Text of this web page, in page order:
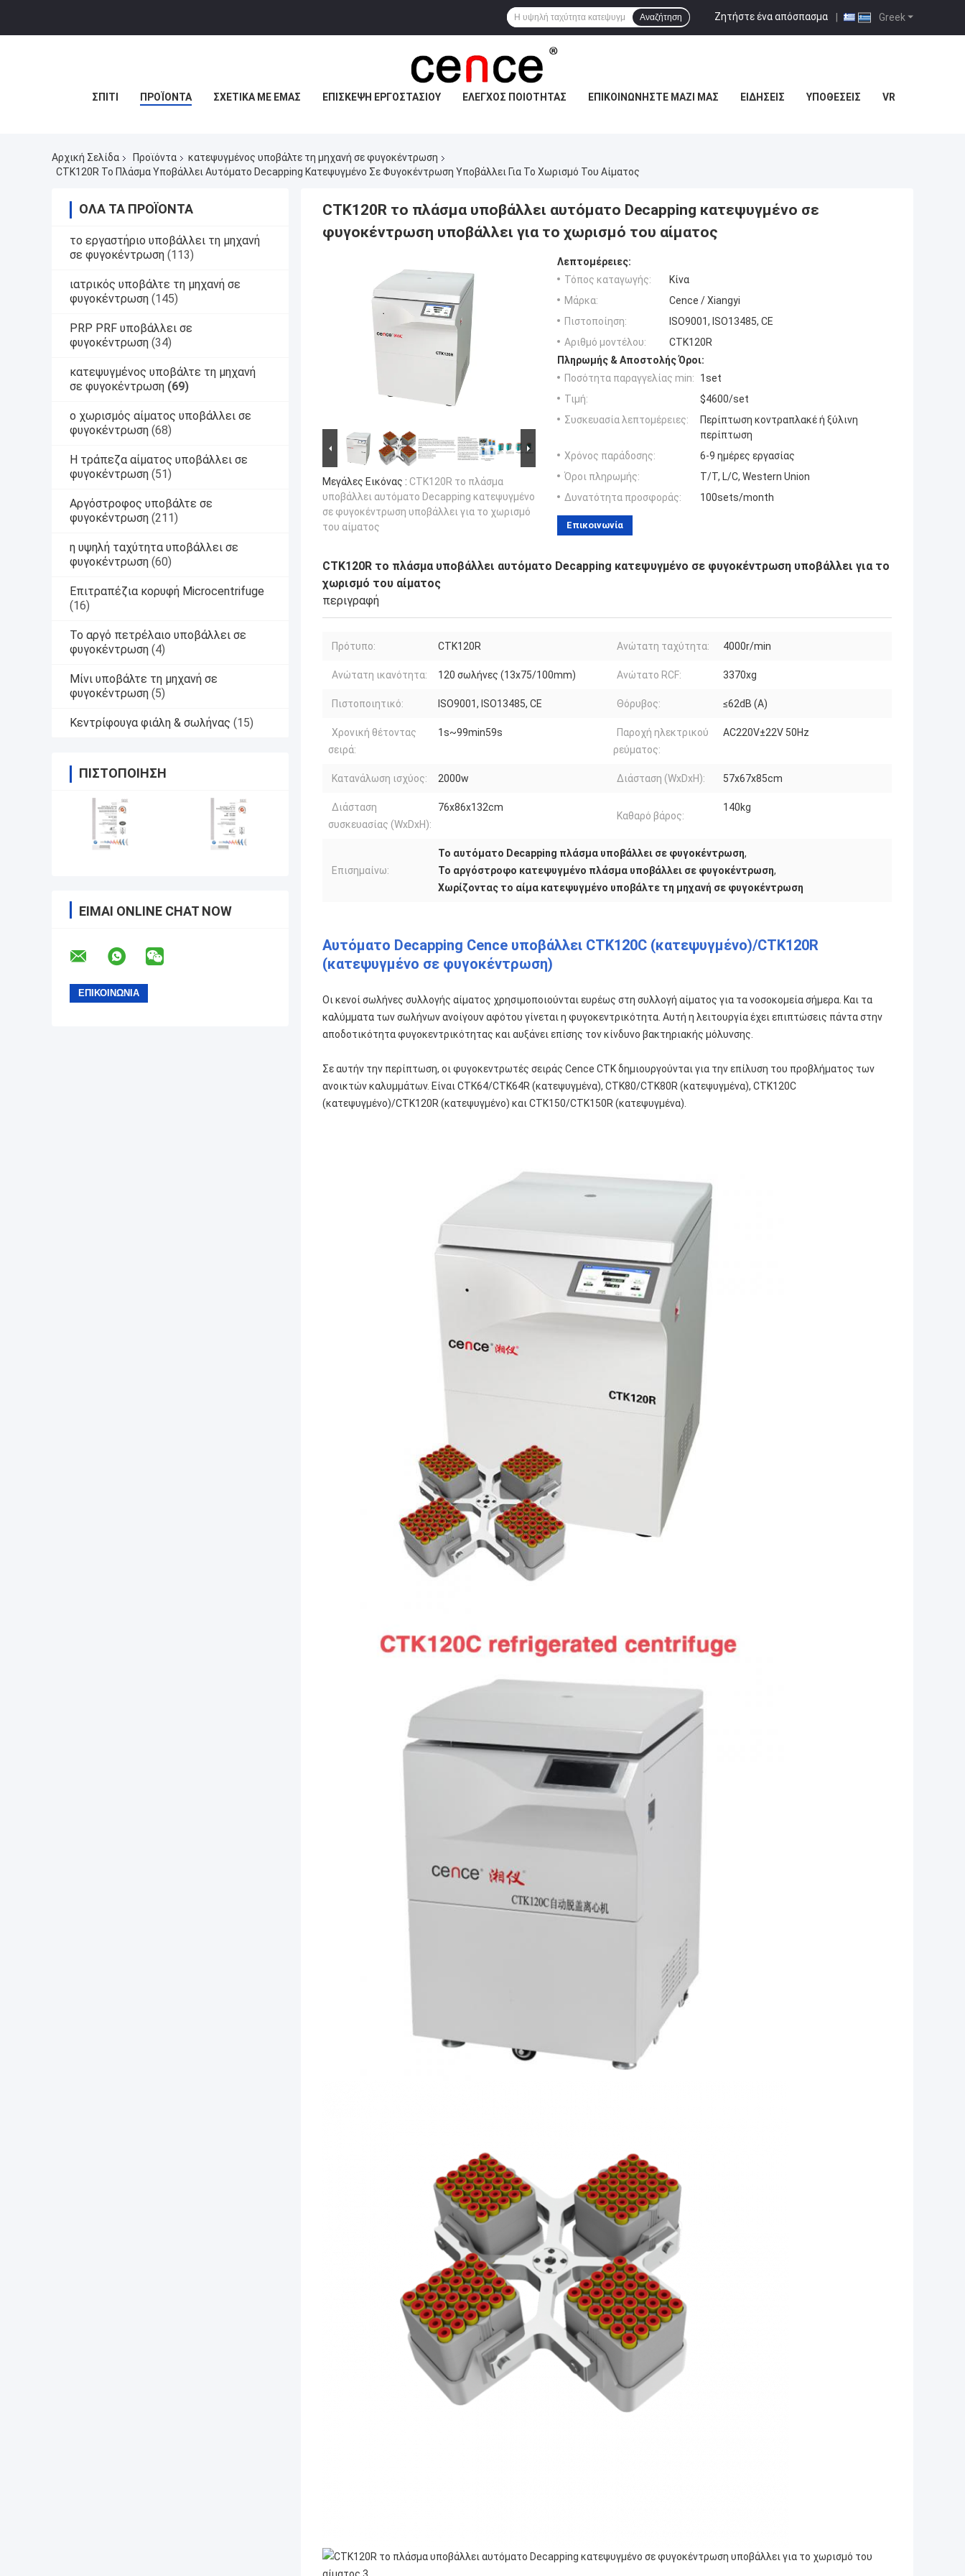
Greek
Ζητήστε ένα απόσπασμα |
Αναζήτηση
ΣΠΊΤΙ ΠΡΟΪΌΝΤΑ ΣΧΕΤΙΚΆ ΜΕ ΕΜΆΣ ΕΠΙΣΚΕΨΉ ΕΡΓΟΣΤΑΣΊΟΥ ΈΛΕΓΧΟΣ ΠΟΙΌΤΗΤΑΣ ΕΠΙΚΟΙΝΩΝΉΣΤΕ ΜΑΖΊ ΜΑΣ ΕΙΔΉΣΕΙΣ ΥΠΟΘΈΣΕΙΣ VR
Αρχική Σελίδα Προϊόντα
κατεψυγμένος υποβάλτε τη μηχανή σε φυγοκέντρωση
CTK120R Το Πλάσμα Υποβάλλει Αυτόματο Decapping Κατεψυγμένο Σε Φυγοκέντρωση Υποβάλλει Για Το Χωρισμό Του Αίματος
ΌΛΑ ΤΑ ΠΡΟΪΌΝΤΑ
το εργαστήριο υποβάλλει τη μηχανή
σε φυγοκέντρωση (113)
ιατρικός υποβάλτε τη μηχανή σε
φυγοκέντρωση (145)
PRP PRF υποβάλλει σε
φυγοκέντρωση (34)
κατεψυγμένος υποβάλτε τη μηχανή
σε φυγοκέντρωση (69)
ο χωρισμός αίματος υποβάλλει σε
φυγοκέντρωση (68)
Η τράπεζα αίματος υποβάλλει σε
φυγοκέντρωση (51)
Αργόστροφος υποβάλτε σε
φυγοκέντρωση (211)
η υψηλή ταχύτητα υποβάλλει σε
φυγοκέντρωση (60)
Επιτραπέζια κορυφή Microcentrifuge
(16)
Το αργό πετρέλαιο υποβάλλει σε
φυγοκέντρωση (4)
Μίνι υποβάλτε τη μηχανή σε
φυγοκέντρωση (5)
Κεντρίφουγα φιάλη & σωλήνας (15)
ΠΙΣΤΟΠΟΊΗΣΗ
ΕΊΜΑΙ ONLINE CHAT NOW
CTK120R το πλάσμα υποβάλλει αυτόματο Decapping κατεψυγμένο σε
φυγοκέντρωση υποβάλλει για το χωρισμό του αίματος
Μεγάλες Εικόνας : CTK120R το πλάσμα
υποβάλλει αυτόματο Decapping κατεψυγμένο
σε φυγοκέντρωση υποβάλλει για το χωρισμό
του αίματος
Λεπτομέρειες:
Τόπος καταγωγής:
Κίνα
Μάρκα:
Cence / Xiangyi
Πιστοποίηση:
ISO9001, ISO13485, CE
Αριθμό μοντέλου:
CTK120R
Πληρωμής & Αποστολής Όροι:
Ποσότητα παραγγελίας min:
1set
Τιμή:
$4600/set
Συσκευασία λεπτομέρειες:
Περίπτωση κοντραπλακέ ή ξύλινη
περίπτωση
Χρόνος παράδοσης:
6-9 ημέρες εργασίας
Όροι πληρωμής:
T/T, L/C, Western Union
Δυνατότητα προσφοράς:
100sets/month
Επικοινωνία
CTK120R το πλάσμα υποβάλλει αυτόματο Decapping κατεψυγμένο σε φυγοκέντρωση υποβάλλει για το
χωρισμό του αίματος
περιγραφή
Πρότυπο: CTK120R Ανώτατη ταχύτητα: 4000r/min
Ανώτατη ικανότητα: 120 σωλήνες (13x75/100mm) Ανώτατο RCF: 3370xg
Πιστοποιητικό: ISO9001, ISO13485, CE Θόρυβος: ≤62dB (Α)
Χρονική θέτοντας
σειρά:
1s~99min59s
Παροχή ηλεκτρικού
ρεύματος:
AC220V±22V 50Hz
Κατανάλωση ισχύος: 2000w Διάσταση (WxDxH): 57x67x85cm
Διάσταση
συσκευασίας (WxDxH):
76x86x132cm
Καθαρό βάρος:
140kg
Επισημαίνω:
Το αυτόματο Decapping πλάσμα υποβάλλει σε φυγοκέντρωση,
Το αργόστροφο κατεψυγμένο πλάσμα υποβάλλει σε φυγοκέντρωση,
Χωρίζοντας το αίμα κατεψυγμένο υποβάλτε τη μηχανή σε φυγοκέντρωση
Αυτόματο Decapping Cence υποβάλλει CTK120C (κατεψυγμένο)/CTK120R
(κατεψυγμένο σε φυγοκέντρωση)
Οι κενοί σωλήνες συλλογής αίματος χρησιμοποιούνται ευρέως στη συλλογή αίματος για τα νοσοκομεία σήμερα. Και τα
καλύμματα των σωλήνων ανοίγουν αφότου γίνεται η φυγοκεντρικότητα. Αυτή η λειτουργία έχει επιπτώσεις πάντα στην
αποδοτικότητα φυγοκεντρικότητας και αυξάνει επίσης τον κίνδυνο βακτηριακής μόλυνσης.
Σε αυτήν την περίπτωση, οι φυγοκεντρωτές σειράς Cence CTK δημιουργούνται για την επίλυση του προβλήματος των
ανοικτών καλυμμάτων. Είναι CTK64/CTK64R (κατεψυγμένα), CTK80/CTK80R (κατεψυγμένα), CTK120C
(κατεψυγμένο)/CTK120R (κατεψυγμένο) και CTK150/CTK150R (κατεψυγμένα).